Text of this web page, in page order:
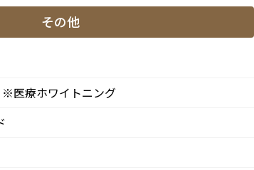
その他
医療ホワイトニング